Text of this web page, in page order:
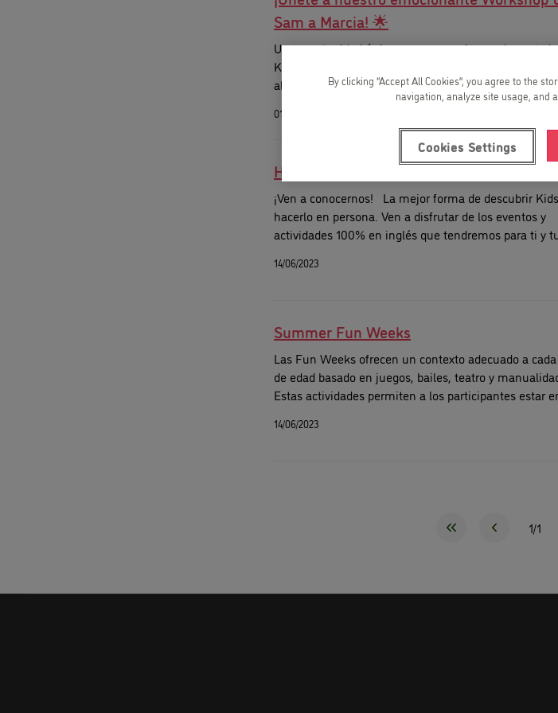
Sam a Marcia! 🌟
Una oportunidad única para sumergirse en la
Kids&Us del 8 al 20 de abril. Es ¡Gratis! Para nuestros
alumnos internos y sus papás.
01/04/2024
Hello, world. It's me!
¡Ven a conocernos! La mejor forma de descubrir
hacerlo en persona. Ven a disfrutar de los eventos y
actividades 100% en inglés que tendremos para ti y tu
"Discover Kids&Us"
14/06/2023
Summer Fun Weeks
Las Fun Weeks ofrecen un contexto adecuado a
de edad basado en juegos, bailes, teatro y
Estas actividades permiten a los participantes estar
vacaciones.
14/06/2023
1/1
By clicking “Accept All Cookies”, you agree to the
navigation, analyze site usage, and
Cookies Settings